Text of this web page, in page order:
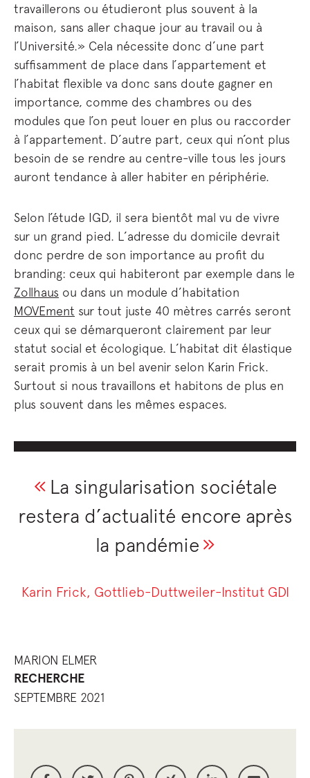
travaillerons ou étudieront plus souvent à la
maison, sans aller chaque jour au travail ou à
l’Université.» Cela nécessite donc d’une part
suffisamment de place dans l’appartement et
l’habitat flexible va donc sans doute gagner en
importance, comme des chambres ou des
modules que l’on peut louer en plus ou raccorder
à l’appartement. D’autre part, ceux qui n’ont plus
besoin de se rendre au centre-ville tous les jours
auront tendance à aller habiter en périphérie.
Selon l’étude IGD, il sera bientôt mal vu de vivre
sur un grand pied. L’adresse du domicile devrait
donc perdre de son importance au profit du
branding: ceux qui habiteront par exemple dans le
Zollhaus ou dans un module d’habitation
MOVEment sur tout juste 40 mètres carrés seront
ceux qui se démarqueront clairement par leur
statut social et écologique. L’habitat dit élastique
serait promis à un bel avenir selon Karin Frick.
Surtout si nous travaillons et habitons de plus en
plus souvent dans les mêmes espaces.
La singularisation sociétale
restera d’actualité encore après
la pandémie
Karin Frick, Gottlieb-Duttweiler-Institut GDI
MARION ELMER
RECHERCHE
SEPTEMBRE 2021